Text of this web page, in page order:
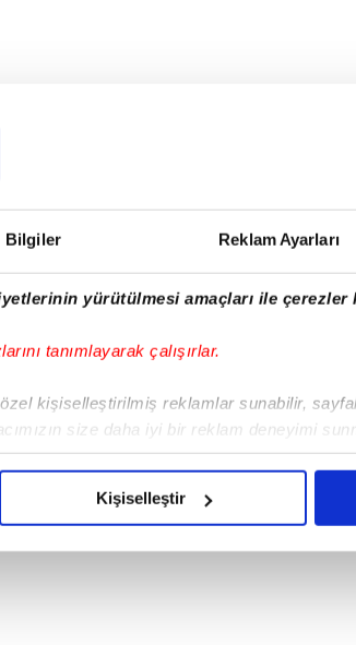
Bilgiler Reklam Ayarları
yürütülmesi amaçları ile çerezler
tanımlayarak çalışırlar.
kişiselleştirilmiş reklamlar sunabilir,
size daha iyi bir reklam deneyimi
gösterdiğimizi ve bu noktada,
Kişiselleştir